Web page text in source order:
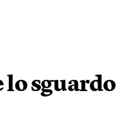
sguardo